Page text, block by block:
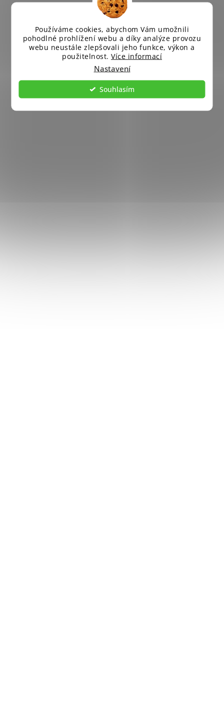
Používáme cookies, abychom Vám umožnili
pohodlné prohlížení webu a díky analýze provozu
webu neustále zlepšovali jeho funkce, výkon a
použitelnost. Více informací
Nastavení
Souhlasím